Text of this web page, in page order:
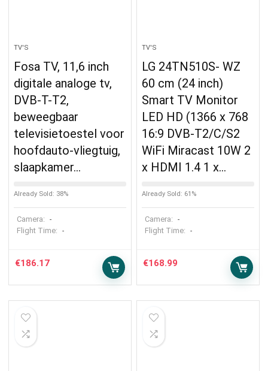
TV'S
Fosa TV, 11,6 inch
digitale analoge tv,
DVB-T-T2,
beweegbaar
televisietoestel voor
hoofdauto-vliegtuig,
slaapkamer…
Already Sold: 38%
Camera: -
Flight Time: -
€186.17
TV'S
LG 24TN510S- WZ
60 cm (24 inch)
Smart TV Monitor
LED HD (1366 x 768
16:9 DVB-T2/C/S2
WiFi Miracast 10W 2
x HDMI 1.4 1 x…
Already Sold: 61%
Camera: -
Flight Time: -
€168.99